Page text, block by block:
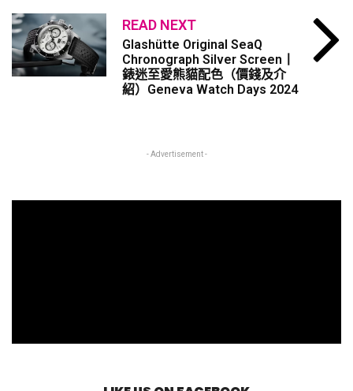
READ NEXT
Glashütte Original SeaQ
Chronograph Silver Screen丨
錶迷至愛熊貓配色（價錢及介
紹）Geneva Watch Days 2024
- Advertisement -